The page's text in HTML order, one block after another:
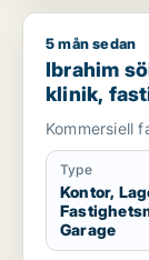
Ibrahim
5 mån sedan
Ibrahim
klinik,
hotell
Kommersiell
Type
Kontor,
Garage